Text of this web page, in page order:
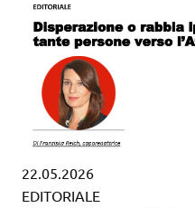
22.05.2026
EDITORIALE